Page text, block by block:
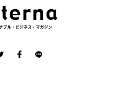
ブル・ビジネス・マガジン